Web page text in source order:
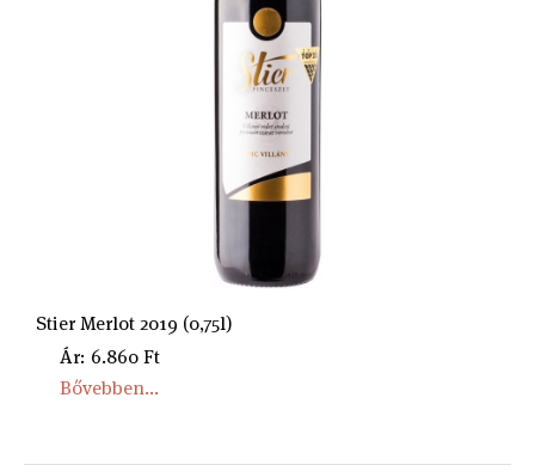
Stier Merlot 2019 (0,75l)
Ár: 6.860 Ft
Bővebben...